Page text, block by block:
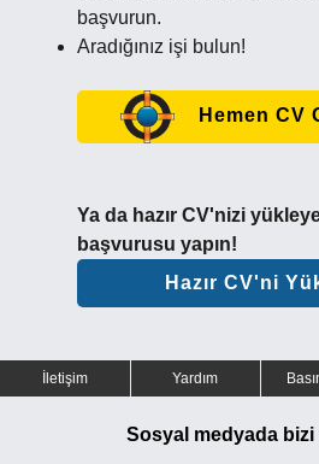
başvurun.
Aradığınız işi bulun!
Hemen CV
Ya da hazır CV'nizi
başvurusu yapın!
Hazır CV'ni
İletişim Yardım
Sosyal medyada